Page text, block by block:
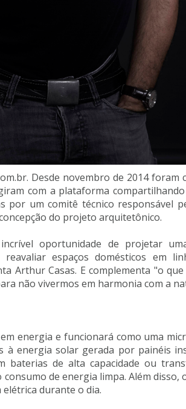
Desde novembro de 2014 foram
com a plataforma
por um comitê técnico responsável
do projeto arquitetônico.
oportunidade de projetar
reavaliar espaços domésticos em
Arthur Casas. E complementa "o
não vivermos em harmonia com a
energia e funcionará como uma
à energia solar gerada por painéis
baterias de alta capacidade ou
de energia limpa. Além
durante o dia.